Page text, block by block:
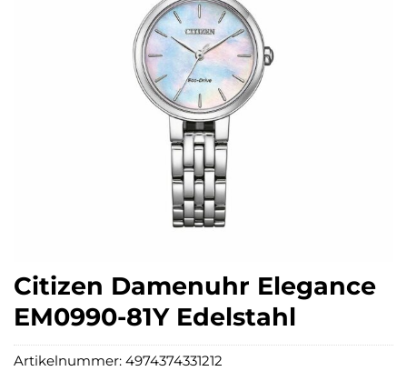
Citizen Damenuhr Elegance
EM0990-81Y Edelstahl
Artikelnummer: 4974374331212